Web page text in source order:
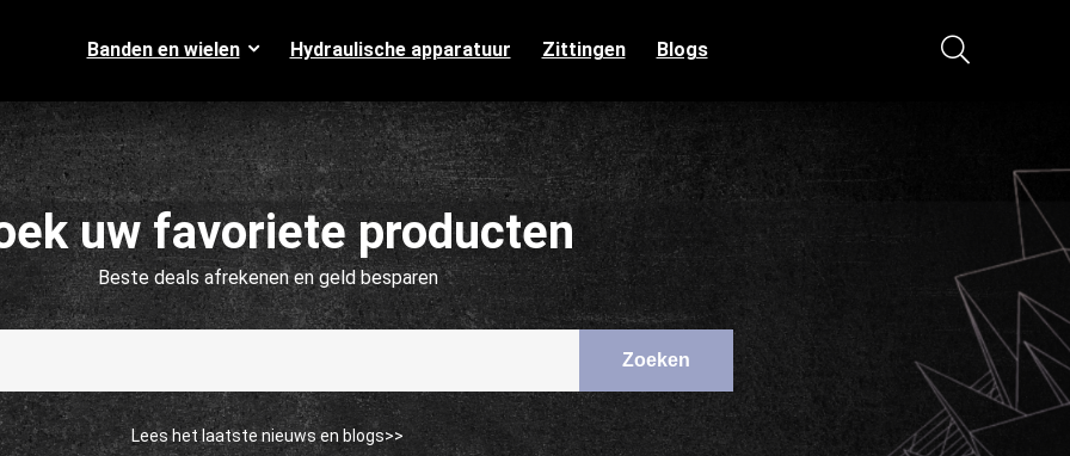
Banden en wielen Hydraulische apparatuur Zittingen Blogs
uw favoriete producten
Beste deals afrekenen en geld besparen
Zoeken
Lees het laatste nieuws en blogs>>